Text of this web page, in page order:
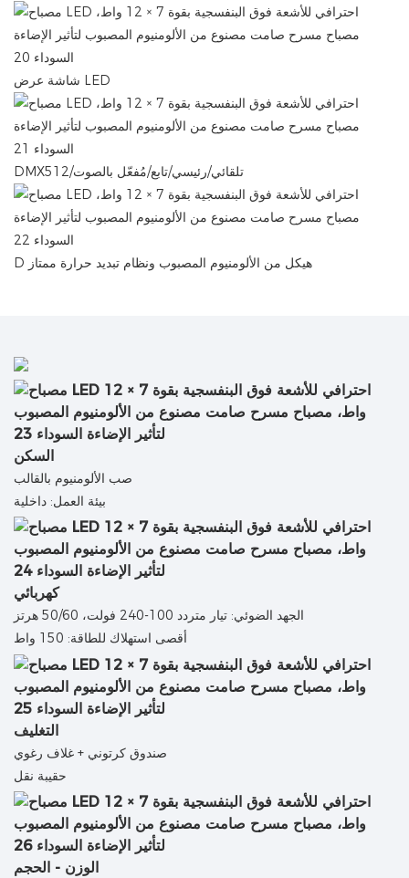
شاشة عرض LED
DMX512/تلقائي/رئيسي/تابع/مُفعّل بالصوت
D هيكل من الألومنيوم المصبوب ونظام تبديد حرارة ممتاز
السكن
صب الألومنيوم بالقالب
بيئة العمل: داخلية
كهربائي
الجهد الضوئي: تيار متردد 100-240 فولت، 50/60 هرتز
أقصى استهلاك للطاقة: 150 واط
التغليف
صندوق كرتوني + غلاف رغوي
حقيبة نقل
الوزن - الحجم